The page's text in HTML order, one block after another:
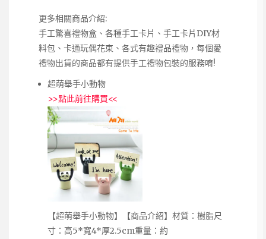
更多相關商品介紹:
手工驚喜禮物盒、各種手工卡片、手工卡片DIY材
料包、卡通玩偶花束、各式有趣禮品禮物，每個愛
禮物出貨的商品都有提供手工禮物包裝的服務唷!
超萌舉手小動物
>>點此前往購買<<
【超萌舉手小動物】【商品介紹】材質：樹脂尺
寸：高5*寬4*厚2.5cm重量：約